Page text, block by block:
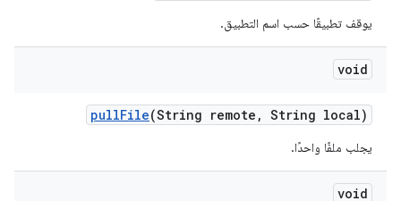
يوقف تطبيقًا حسب اسم التطبيق.
void
pullFile(String remote , String local)
يجلب ملفًا واحدًا.
void